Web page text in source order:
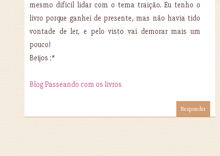
mesmo difícil lidar com o tema traição. Eu tenho o
livro porque ganhei de presente, mas não havia tido
vontade de ler, e pelo visto vai demorar mais um
pouco!
Beijos :*
Blog Passeando com os livros
Responder